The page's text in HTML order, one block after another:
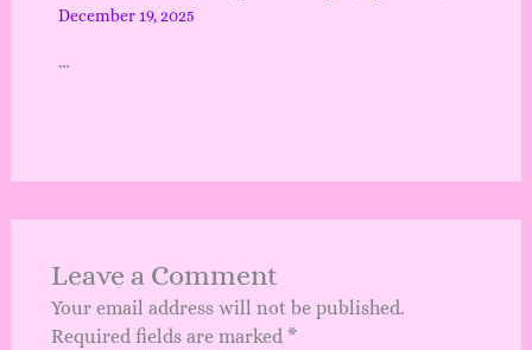
December 19, 2025
…
Leave a Comment
Your email address will not be published.
Required fields are marked *